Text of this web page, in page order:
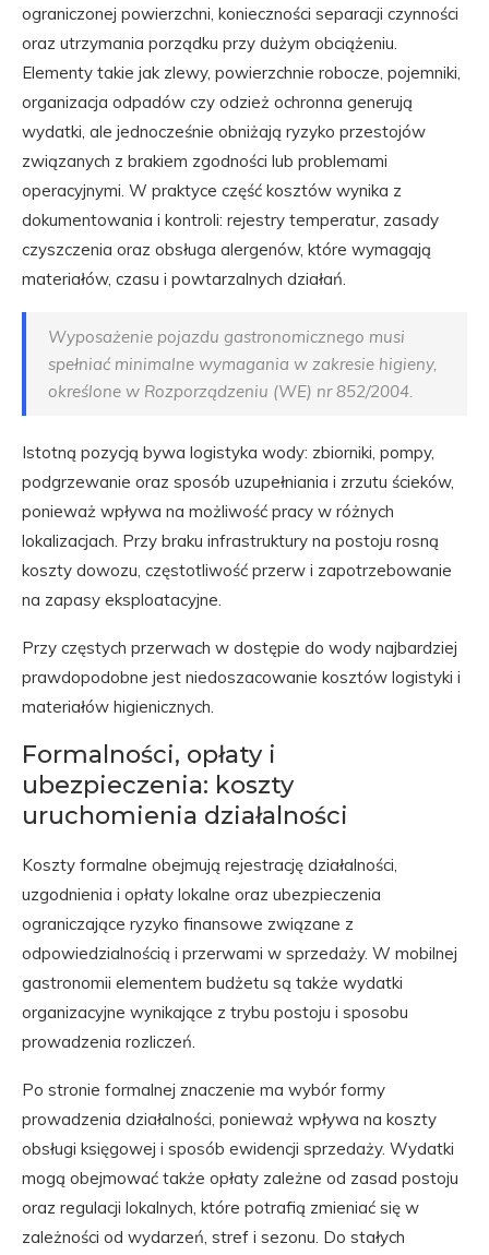
ograniczonej powierzchni, konieczności separacji czynności
oraz utrzymania porządku przy dużym obciążeniu.
Elementy takie jak zlewy, powierzchnie robocze, pojemniki,
organizacja odpadów czy odzież ochronna generują
wydatki, ale jednocześnie obniżają ryzyko przestojów
związanych z brakiem zgodności lub problemami
operacyjnymi. W praktyce część kosztów wynika z
dokumentowania i kontroli: rejestry temperatur, zasady
czyszczenia oraz obsługa alergenów, które wymagają
materiałów, czasu i powtarzalnych działań.
Wyposażenie pojazdu gastronomicznego musi
spełniać minimalne wymagania w zakresie higieny,
określone w Rozporządzeniu (WE) nr 852/2004.
Istotną pozycją bywa logistyka wody: zbiorniki, pompy,
podgrzewanie oraz sposób uzupełniania i zrzutu ścieków,
ponieważ wpływa na możliwość pracy w różnych
lokalizacjach. Przy braku infrastruktury na postoju rosną
koszty dowozu, częstotliwość przerw i zapotrzebowanie
na zapasy eksploatacyjne.
Przy częstych przerwach w dostępie do wody najbardziej
prawdopodobne jest niedoszacowanie kosztów logistyki i
materiałów higienicznych.
Formalności, opłaty i
ubezpieczenia: koszty
uruchomienia działalności
Koszty formalne obejmują rejestrację działalności,
uzgodnienia i opłaty lokalne oraz ubezpieczenia
ograniczające ryzyko finansowe związane z
odpowiedzialnością i przerwami w sprzedaży. W mobilnej
gastronomii elementem budżetu są także wydatki
organizacyjne wynikające z trybu postoju i sposobu
prowadzenia rozliczeń.
Po stronie formalnej znaczenie ma wybór formy
prowadzenia działalności, ponieważ wpływa na koszty
obsługi księgowej i sposób ewidencji sprzedaży. Wydatki
mogą obejmować także opłaty zależne od zasad postoju
oraz regulacji lokalnych, które potrafią zmieniać się w
zależności od wydarzeń, stref i sezonu. Do stałych